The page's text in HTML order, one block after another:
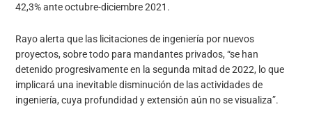
42,3% ante octubre-diciembre 2021.
Rayo alerta que las licitaciones de ingeniería por nuevos
proyectos, sobre todo para mandantes privados, “se han
detenido progresivamente en la segunda mitad de 2022, lo que
implicará una inevitable disminución de las actividades de
ingeniería, cuya profundidad y extensión aún no se visualiza”.